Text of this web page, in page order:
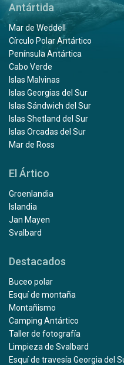
Antártida
Mar de Weddell
Círculo Polar Antártico
Península Antártica
Cabo Verde
Islas Malvinas
Islas Georgias del Sur
Islas Sándwich del Sur
Islas Shetland del Sur
Islas Orcadas del Sur
Mar de Ross
El Ártico
Groenlandia
Islandia
Jan Mayen
Svalbard
Destacados
Buceo polar
Esquí de montaña
Montañismo
Camping Antártico
Taller de fotografía
Limpieza de Svalbard
Esquí de travesía Georgia del